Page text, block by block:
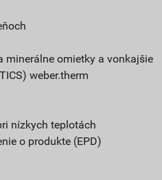
minerálne omietky a vonkajšie
weber.therm
nízkych teplotách
o produkte (EPD)